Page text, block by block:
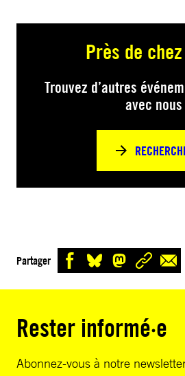
Près de
Trouvez d’autres
avec nous
Partager
Rester informé·e
Abonnez-vous à notre